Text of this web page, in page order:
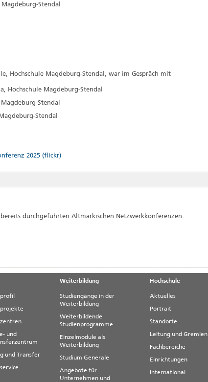
Stendal
Hochschule Magdeburg-Stendal, war im Gespräch mit
Hochschule Magdeburg-Stendal
Stendal
Stendal
2025 (flickr)
durchgeführten Altmärkischen Netzwerkkonferenzen.
und
und Transfer
Weiterbildung
Studiengänge in der
Weiterbildung
Weiterbildende
Studienprogramme
Einzelmodule als
Weiterbildung
Studium Generale
Angebote für
Unternehmen und
Hochschule
Aktuelles
Portrait
Standorte
Leitung und Gremien
Fachbereiche
Einrichtungen
International